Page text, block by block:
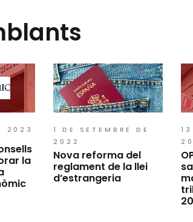
2023
la
1 DE SETEMBRE DE
2022
Nova reforma del
reglament de la llei
d’estrangeria